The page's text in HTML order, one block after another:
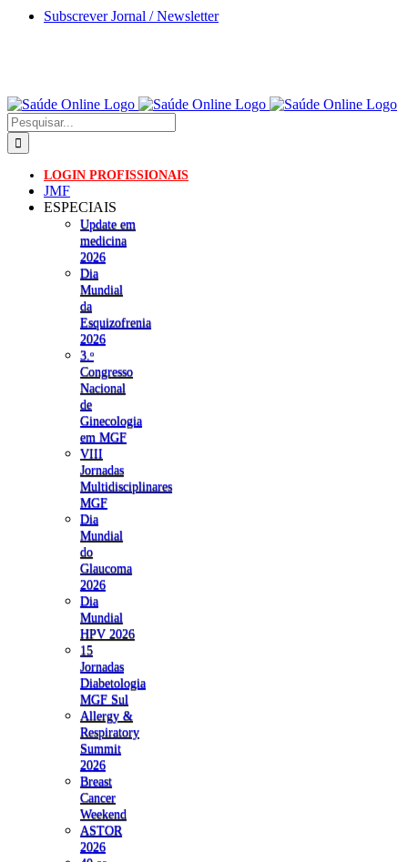
Skip
Subscrever Jornal / Newsletter
Pesquisar
LOGIN PROFISSIONAIS
JMF
ESPECIAIS
Update em
medicina
2026
Dia
Mundial
da
Esquizofrenia
2026
3.ᵒ
Congresso
Nacional
de
Ginecologia
em MGF
VIII
Jornadas
Multidisciplinares
MGF
Dia
Mundial
do
Glaucoma
2026
Dia
Mundial
HPV 2026
15
Jornadas
Diabetologia
MGF Sul
Allergy &
Respiratory
Summit
2026
Breast
Cancer
Weekend
ASTOR
2026